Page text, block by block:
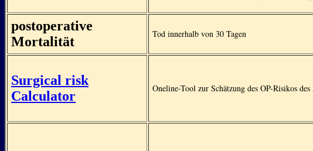
postoperative
Mortalität
Tod innerhalb von 30 Tagen
Surgical risk
Calculator
Oneline-Tool zur Schätzung des OP-Risikos